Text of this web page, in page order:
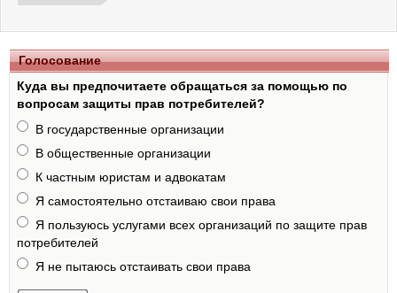
Голосование
Куда вы предпочитаете обращаться за помощью по
вопросам защиты прав потребителей?
В государственные организации
В общественные организации
К частным юристам и адвокатам
Я самостоятельно отстаиваю свои права
Я пользуюсь услугами всех организаций по защите прав
потребителей
Я не пытаюсь отстаивать свои права